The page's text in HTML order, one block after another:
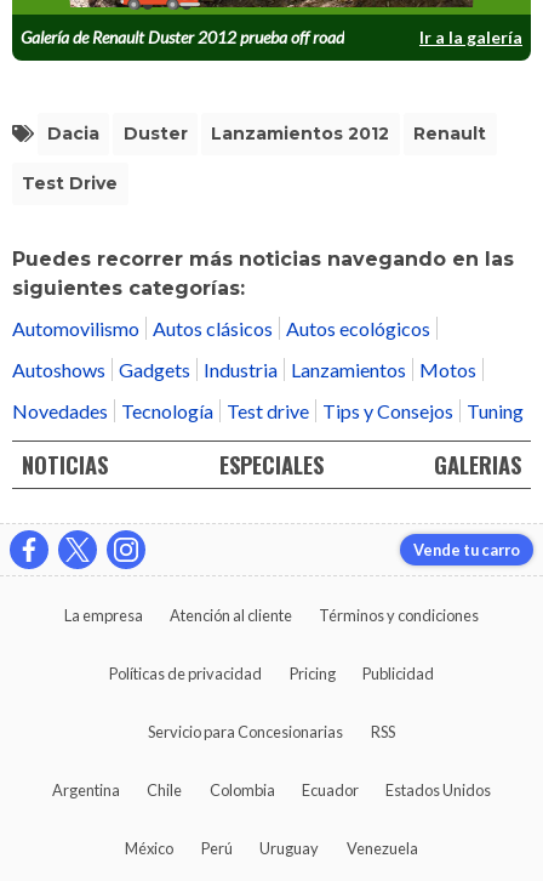
Galería de Renault Duster 2012 prueba off road Ir a la galería
Dacia Duster Lanzamientos 2012 Renault
Test Drive
Puedes recorrer más noticias navegando en las
siguientes categorías:
Automovilismo
Autos clásicos
Autos ecológicos
Autoshows
Gadgets Industria Lanzamientos
Motos
Novedades
Tecnología Test drive Tips y Consejos Tuning
NOTICIAS ESPECIALES GALERIAS
Vende tu carro
La empresa Atención al cliente Términos y condiciones
Políticas de privacidad Pricing Publicidad
Servicio para Concesionarias RSS
Argentina Chile Colombia Ecuador Estados Unidos
México Perú Uruguay Venezuela